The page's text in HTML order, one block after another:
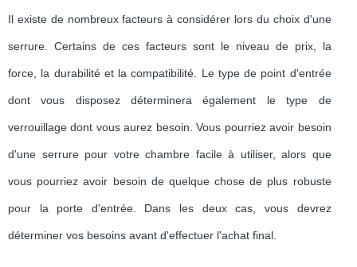
Il existe de nombreux facteurs à considérer lors du choix d'une
serrure. Certains de ces facteurs sont le niveau de prix, la
force, la durabilité et la compatibilité. Le type de point d'entrée
dont vous disposez déterminera également le type de
verrouillage dont vous aurez besoin. Vous pourriez avoir besoin
d'une serrure pour votre chambre facile à utiliser, alors que
vous pourriez avoir besoin de quelque chose de plus robuste
pour la porte d'entrée. Dans les deux cas, vous devrez
déterminer vos besoins avant d'effectuer l'achat final.